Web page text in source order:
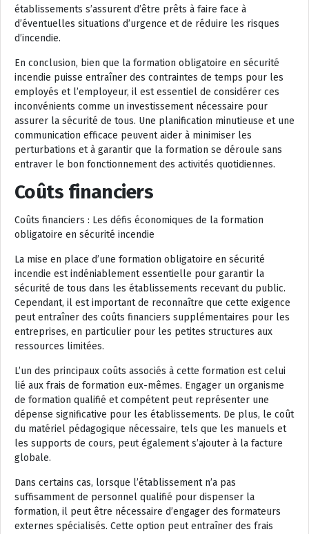
établissements s’assurent d’être prêts à faire face à
d’éventuelles situations d’urgence et de réduire les risques
d’incendie.
En conclusion, bien que la formation obligatoire en sécurité
incendie puisse entraîner des contraintes de temps pour les
employés et l’employeur, il est essentiel de considérer ces
inconvénients comme un investissement nécessaire pour
assurer la sécurité de tous. Une planification minutieuse et une
communication efficace peuvent aider à minimiser les
perturbations et à garantir que la formation se déroule sans
entraver le bon fonctionnement des activités quotidiennes.
Coûts financiers
Coûts financiers : Les défis économiques de la formation
obligatoire en sécurité incendie
La mise en place d’une formation obligatoire en sécurité
incendie est indéniablement essentielle pour garantir la
sécurité de tous dans les établissements recevant du public.
Cependant, il est important de reconnaître que cette exigence
peut entraîner des coûts financiers supplémentaires pour les
entreprises, en particulier pour les petites structures aux
ressources limitées.
L’un des principaux coûts associés à cette formation est celui
lié aux frais de formation eux-mêmes. Engager un organisme
de formation qualifié et compétent peut représenter une
dépense significative pour les établissements. De plus, le coût
du matériel pédagogique nécessaire, tels que les manuels et
les supports de cours, peut également s’ajouter à la facture
globale.
Dans certains cas, lorsque l’établissement n’a pas
suffisamment de personnel qualifié pour dispenser la
formation, il peut être nécessaire d’engager des formateurs
externes spécialisés. Cette option peut entraîner des frais